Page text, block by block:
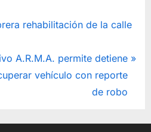
rehabilitación de la calle
A.R.M.A. permite detiene
vehículo con reporte
de robo